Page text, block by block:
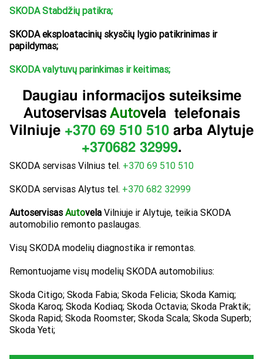
SKODA Stabdžių patikra;
SKODA eksploatacinių skysčių lygio patikrinimas ir
papildymas;
SKODA valytuvų parinkimas ir keitimas;
Daugiau informacijos suteiksime
Autoservisas Autovelatelefonais
Vilniuje +370 69 510 510 arba Alytuje
+370682 32999.
SKODA servisas Vilnius tel. +370 69 510 510
SKODA servisas Alytus tel. +370 682 32999
AutoservisasAutovela Vilniuje ir Alytuje, teikia SKODA
automobilio remonto paslaugas.
Visų SKODA modelių diagnostika ir remontas.
Remontuojame visų modelių SKODA automobilius:
Skoda Citigo; Skoda Fabia; Skoda Felicia; Skoda Kamiq;
Skoda Karoq; Skoda Kodiaq; Skoda Octavia; Skoda Praktik;
Skoda Rapid; Skoda Roomster; Skoda Scala; Skoda Superb;
Skoda Yeti;